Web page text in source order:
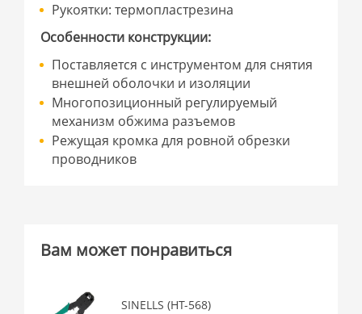
Рукоятки: термопластрезина
Особенности конструкции:
Поставляется с инструментом для снятия
внешней оболочки и изоляции
Многопозиционный регулируемый
механизм обжима разъемов
Режущая кромка для ровной обрезки
проводников
Вам может понравиться
SINELLS (HT-568)